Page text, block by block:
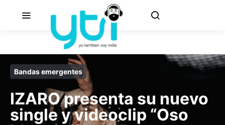
Bandas emergentes
IZARO presenta su nuevo
single y videoclip “Oso